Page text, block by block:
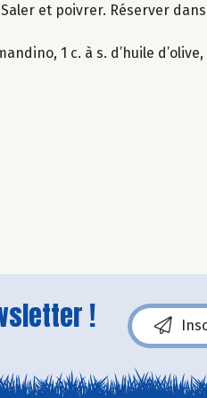
et poivrer. Réserver dans
1 c. à s. d’huile d’olive,
!